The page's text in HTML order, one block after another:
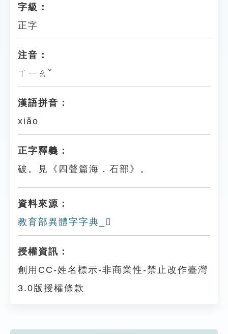
字級：
正字
注音：
ㄒㄧㄠˇ
漢語拼音：
xiǎo
正字釋義：
破。見《四聲篇海．石部》。
資料來源：
教育部異體字字典_𥕾
授權資訊：
創用CC-姓名標示-非商業性-禁止改作臺灣
3.0版授權條款